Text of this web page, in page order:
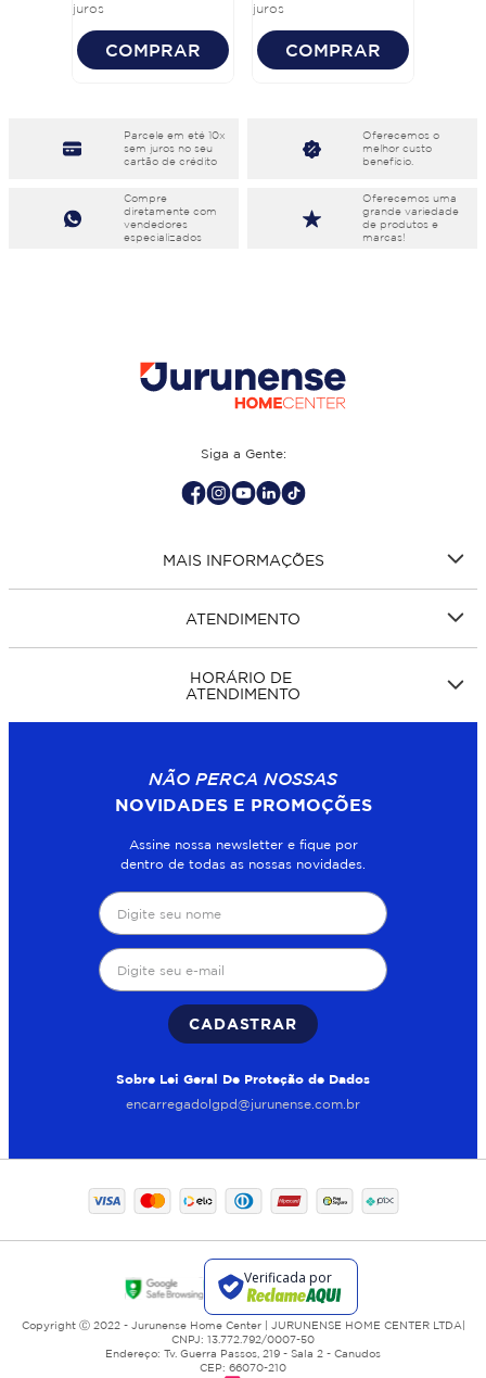
juros
COMPRAR
juros
COMPRAR
Parcele em eté 10x
sem juros no seu
cartão de crédito
Oferecemos o
melhor custo
benefício.
Compre
diretamente com
vendedores
especializados
Oferecemos uma
grande variedade
de produtos e
marcas!
Siga a Gente:
MAIS INFORMAÇÕES
ATENDIMENTO
HORÁRIO DE
ATENDIMENTO
NÃO PERCA NOSSAS
NOVIDADES E PROMOÇÕES
Assine nossa newsletter e fique por
dentro de todas as nossas novidades.
CADASTRAR
Sobre Lei Geral De Proteção de Dados
encarregadolgpd@jurunense.com.br
Copyright Ⓒ 2022 - Jurunense Home Center | JURUNENSE HOME CENTER LTDA|
CNPJ: 13.772.792/0007-50
Endereço: Tv. Guerra Passos, 219 - Sala 2 - Canudos
CEP: 66070-210